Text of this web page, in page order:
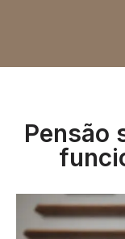
Pensão